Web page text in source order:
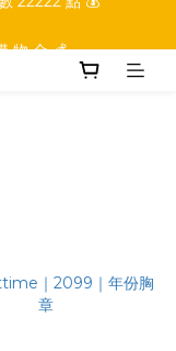
22222 點 💰